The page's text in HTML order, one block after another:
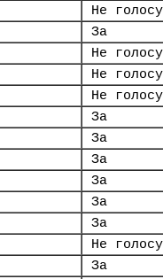
Не
За
Не
Не
Не
За
За
За
За
За
За
Не
За